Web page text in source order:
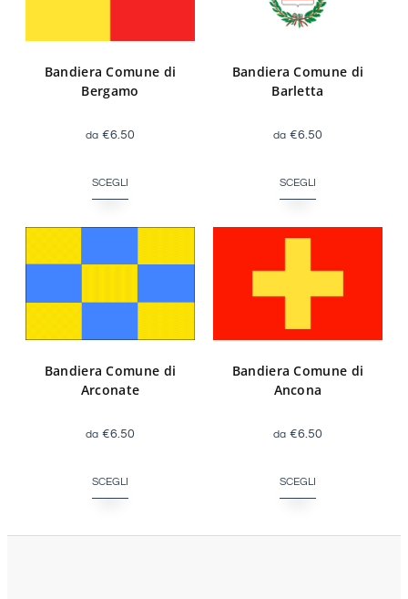
Bandiera Comune di
Bergamo
€6.50
SCEGLI
Bandiera Comune di
Barletta
€6.50
SCEGLI
Bandiera Comune di
Arconate
€6.50
SCEGLI
Bandiera Comune di
Ancona
€6.50
SCEGLI